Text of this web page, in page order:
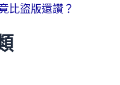
比盜版還讚？